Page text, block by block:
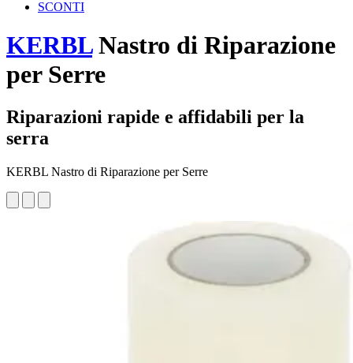
SCONTI
KERBLNastro di Riparazione
per Serre
Riparazioni rapide e affidabili per la
serra
KERBL Nastro di Riparazione per Serre